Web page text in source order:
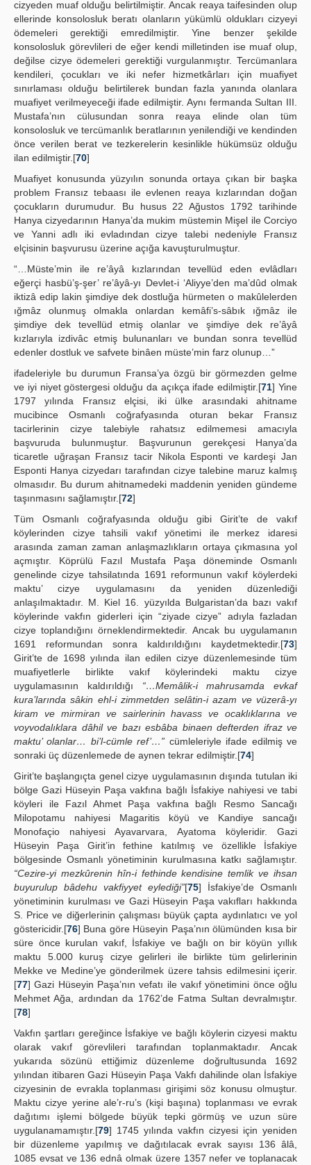
cizyeden muaf olduğu belirtilmiştir. Ancak reaya taifesinden olup
ellerinde konsolosluk beratı olanların yükümlü oldukları cizyeyi
ödemeleri gerektiği emredilmiştir. Yine benzer şekilde
konsolosluk görevlileri de eğer kendi milletinden ise muaf olup,
değilse cizye ödemeleri gerektiği vurgulanmıştır. Tercümanlara
kendileri, çocukları ve iki nefer hizmetkârları için muafiyet
sınırlaması olduğu belirtilerek bundan fazla yanında olanlara
muafiyet verilmeyeceği ifade edilmiştir. Aynı fermanda Sultan III.
Mustafa’nın cülusundan sonra reaya elinde olan tüm
konsolosluk ve tercümanlık beratlarının yenilendiği ve kendinden
önce verilen berat ve tezkerelerin kesinlikle hükümsüz olduğu
ilan edilmiştir.[70]
Muafiyet konusunda yüzyılın sonunda ortaya çıkan bir başka
problem Fransız tebaası ile evlenen reaya kızlarından doğan
çocukların durumudur. Bu husus 22 Ağustos 1792 tarihinde
Hanya cizyedarının Hanya’da mukim müstemin Mişel ile Corciyo
ve Yanni adlı iki evladından cizye talebi nedeniyle Fransız
elçisinin başvurusu üzerine açığa kavuşturulmuştur.
“…Müste’min ile re’âyâ kızlarından tevellüd eden evlâdları
eğerçi hasbü’ş-şer’ re’âyâ-yı Devlet-i ‘Aliyye’den ma’dûd olmak
iktizâ edip lakin şimdiye dek dostluğa hürmeten o makûlelerden
ığmâz olunmuş olmakla onlardan kemâfi’s-sâbık ığmâz ile
şimdiye dek tevellüd etmiş olanlar ve şimdiye dek re’âyâ
kızlarıyla izdivâc etmiş bulunanları ve bundan sonra tevellüd
edenler dostluk ve safvete binâen müste’min farz olunup…”
ifadeleriyle bu durumun Fransa’ya özgü bir görmezden gelme
ve iyi niyet göstergesi olduğu da açıkça ifade edilmiştir.[71] Yine
1797 yılında Fransız elçisi, iki ülke arasındaki ahitname
mucibince Osmanlı coğrafyasında oturan bekar Fransız
tacirlerinin cizye talebiyle rahatsız edilmemesi amacıyla
başvuruda bulunmuştur. Başvurunun gerekçesi Hanya’da
ticaretle uğraşan Fransız tacir Nikola Esponti ve kardeşi Jan
Esponti Hanya cizyedarı tarafından cizye talebine maruz kalmış
olmasıdır. Bu durum ahitnamedeki maddenin yeniden gündeme
taşınmasını sağlamıştır.[72]
Tüm Osmanlı coğrafyasında olduğu gibi Girit’te de vakıf
köylerinden cizye tahsili vakıf yönetimi ile merkez idaresi
arasında zaman zaman anlaşmazlıkların ortaya çıkmasına yol
açmıştır. Köprülü Fazıl Mustafa Paşa döneminde Osmanlı
genelinde cizye tahsilatında 1691 reformunun vakıf köylerdeki
maktu’ cizye uygulamasını da yeniden düzenlediği
anlaşılmaktadır. M. Kiel 16. yüzyılda Bulgaristan’da bazı vakıf
köylerinde vakfın giderleri için “ziyade cizye” adıyla fazladan
cizye toplandığını örneklendirmektedir. Ancak bu uygulamanın
1691 reformundan sonra kaldırıldığını kaydetmektedir.[73]
Girit’te de 1698 yılında ilan edilen cizye düzenlemesinde tüm
muafiyetlerle birlikte vakıf köylerindeki maktu cizye
uygulamasının kaldırıldığı “…Memâlik-i mahrusamda evkaf
kura’larında sâkin ehl-i zimmetden selâtin-i azam ve vüzerâ-yı
kiram ve mirmiran ve sairlerinin havass ve ocaklıklarına ve
voyvodalıklara dâhil ve bazı esbâba binaen defterden ifraz ve
maktu’ olanlar… bi’l-cümle ref’…” cümleleriyle ifade edilmiş ve
sonraki üç düzenlemede de aynen tekrar edilmiştir.[74]
Girit’te başlangıçta genel cizye uygulamasının dışında tutulan iki
bölge Gazi Hüseyin Paşa vakfına bağlı İsfakiye nahiyesi ve tabi
köyleri ile Fazıl Ahmet Paşa vakfına bağlı Resmo Sancağı
Milopotamu nahiyesi Magaritis köyü ve Kandiye sancağı
Monofaçio nahiyesi Ayavarvara, Ayatoma köyleridir. Gazi
Hüseyin Paşa Girit’in fethine katılmış ve özellikle İsfakiye
bölgesinde Osmanlı yönetiminin kurulmasına katkı sağlamıştır.
“Cezire-yi mezkûrenin hîn-i fethinde kendisine temlik ve ihsan
buyurulup bâdehu vakfiyyet eylediği”[75] İsfakiye’de Osmanlı
yönetiminin kurulması ve Gazi Hüseyin Paşa vakıfları hakkında
S. Price ve diğerlerinin çalışması büyük çapta aydınlatıcı ve yol
göstericidir.[76] Buna göre Hüseyin Paşa’nın ölümünden kısa bir
süre önce kurulan vakıf, İsfakiye ve bağlı on bir köyün yıllık
maktu 5.000 kuruş cizye gelirleri ile birlikte tüm gelirlerinin
Mekke ve Medine’ye gönderilmek üzere tahsis edilmesini içerir.
[77] Gazi Hüseyin Paşa’nın vefatı ile vakıf yönetimini önce oğlu
Mehmet Ağa, ardından da 1762’de Fatma Sultan devralmıştır.
[78]
Vakfın şartları gereğince İsfakiye ve bağlı köylerin cizyesi maktu
olarak vakıf görevlileri tarafından toplanmaktadır. Ancak
yukarıda sözünü ettiğimiz düzenleme doğrultusunda 1692
yılından itibaren Gazi Hüseyin Paşa Vakfı dahilinde olan İsfakiye
cizyesinin de evrakla toplanması girişimi söz konusu olmuştur.
Maktu cizye yerine ale’r-ru’s (kişi başına) toplanması ve evrak
dağıtımı işlemi bölgede büyük tepki görmüş ve uzun süre
uygulanamamıştır.[79] 1745 yılında vakfın cizyesi için yeniden
bir düzenleme yapılmış ve dağıtılacak evrak sayısı 136 âlâ,
1085 evsat ve 136 ednâ olmak üzere 1357 nefer ve toplanacak